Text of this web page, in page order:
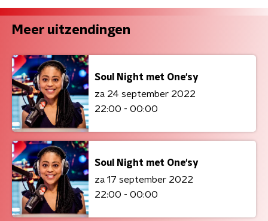
Meer uitzendingen
Soul Night met One'sy
za 24 september 2022
22:00 - 00:00
Soul Night met One'sy
za 17 september 2022
22:00 - 00:00